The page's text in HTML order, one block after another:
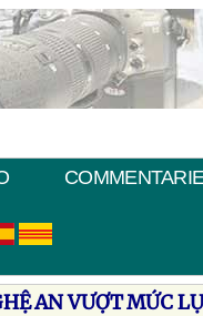
AN VƯỢT MỨC